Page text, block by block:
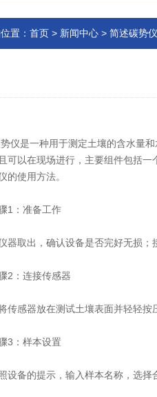
置： 首页 > 新闻中心 > 简述碳势
是一种用于测定土壤的含水量和
可以在现场进行，主要组件包括
的使用方法。
：准备工作
取出，确认设备是否完好无损；接
：连接传感器
感器放在测试土壤表面并轻轻按压
：样本设置
备的提示，输入样本名称，选择